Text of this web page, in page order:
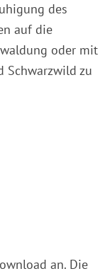
des
auf die
oder mit
Schwarzwild zu
an. Die